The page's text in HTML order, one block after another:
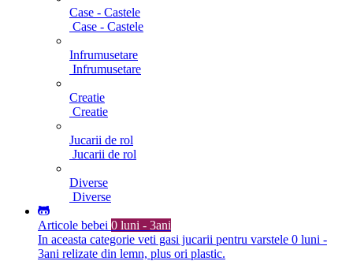
Case - Castele
Case - Castele
Infrumusetare
Infrumusetare
Creatie
Creatie
Jucarii de rol
Jucarii de rol
Diverse
Diverse
Articole bebei 0 luni - 3ani
In aceasta categorie veti gasi jucarii pentru varstele 0 luni -
3ani relizate din lemn, plus ori plastic.